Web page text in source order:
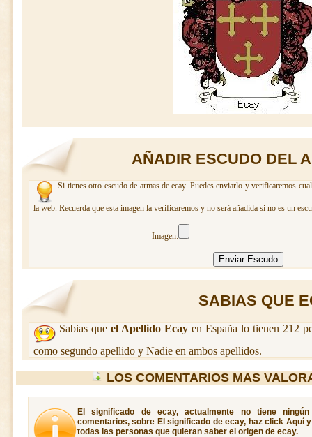
AÑADIR ESCUDO DEL
Si tienes otro escudo de armas de ecay. Puedes enviarlo y verificaremos
la web. Recuerda que esta imagen la verificaremos y no será añadida si no es un
Imagen:
SABIAS QUE
Sabias que el Apellido Ecay en España lo tienen 212
como segundo apellido y Nadie en ambos apellidos.
LOS COMENTARIOS MAS
El significado de ecay, actualmente no tiene
comentarios, sobre El significado de ecay, haz click Aquí
todas las personas que quieran saber el origen de ecay.